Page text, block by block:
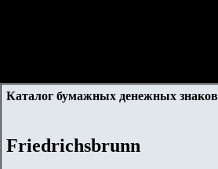
Каталог бумажных денежных знаков
Friedrichsbrunn